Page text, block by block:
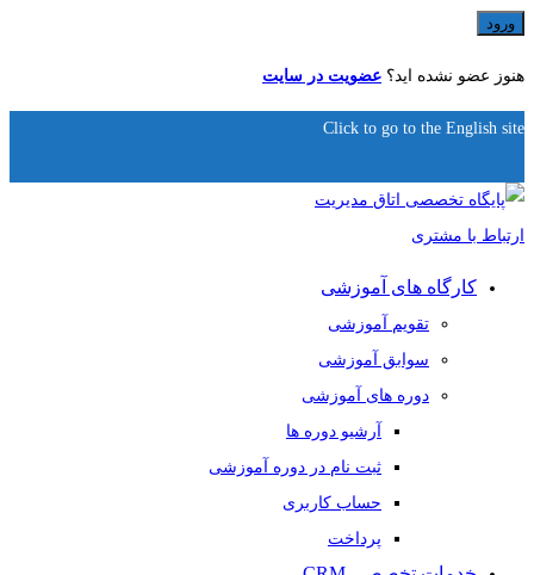
هنوز عضو نشده اید؟ عضویت در سایت
Click to go to the English site
کارگاه های آموزشی
تقویم آموزشی
سوابق آموزشی
دوره های آموزشی
آرشیو دوره ها
ثبت نام در دوره آموزشی
حساب کاربری
پرداخت